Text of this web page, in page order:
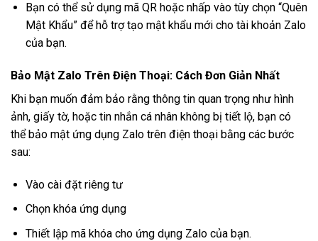
Bạn có thể sử dụng mã QR hoặc nhấp vào tùy chọn “Quên
Mật Khẩu” để hỗ trợ tạo mật khẩu mới cho tài khoản Zalo
của bạn.
Bảo Mật Zalo Trên Điện Thoại: Cách Đơn Giản Nhất
Khi bạn muốn đảm bảo rằng thông tin quan trọng như hình
ảnh, giấy tờ, hoặc tin nhắn cá nhân không bị tiết lộ, bạn có
thể bảo mật ứng dụng Zalo trên điện thoại bằng các bước
sau:
Vào cài đặt riêng tư
Chọn khóa ứng dụng
Thiết lập mã khóa cho ứng dụng Zalo của bạn.